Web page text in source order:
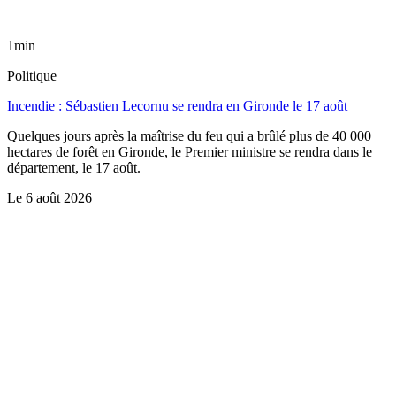
1min
Politique
Incendie : Sébastien Lecornu se rendra en Gironde le 17 août
Quelques jours après la maîtrise du feu qui a brûlé plus de 40 000
hectares de forêt en Gironde, le Premier ministre se rendra dans le
département, le 17 août.
Le 6 août 2026